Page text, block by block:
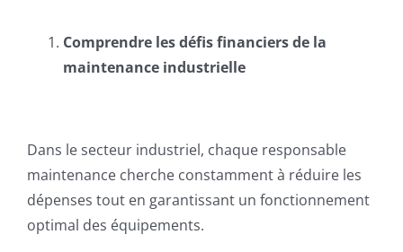
Comprendre les défis financiers de la
maintenance industrielle
Dans le secteur industriel, chaque responsable
maintenance cherche constamment à réduire les
dépenses tout en garantissant un fonctionnement
optimal des équipements.